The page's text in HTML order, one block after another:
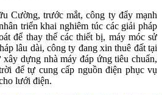
Cường, trước mắt, công ty đẩy mạnh
triển khai nghiêm túc các giải pháp
để thay thế các thiết bị, máy móc sử
lâu dài, công ty đang xin thuê đất tại
dựng nhà máy đáp ứng tiêu chuẩn,
để tự cung cấp nguồn điện phục vụ
lưới điện.